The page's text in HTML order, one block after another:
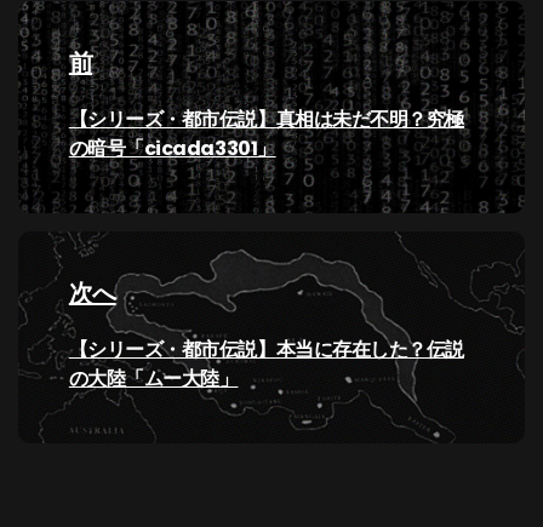
稿
ナ
ビ
ゲ
ー
シ
ョ
ン
前
過
去
の
投
稿:
【シリーズ・都市伝説】真相は未だ不明？究極
の暗号「cicada3301」
次へ
次
の
投
稿:
【シリーズ・都市伝説】本当に存在した？伝説
の大陸「ムー大陸」